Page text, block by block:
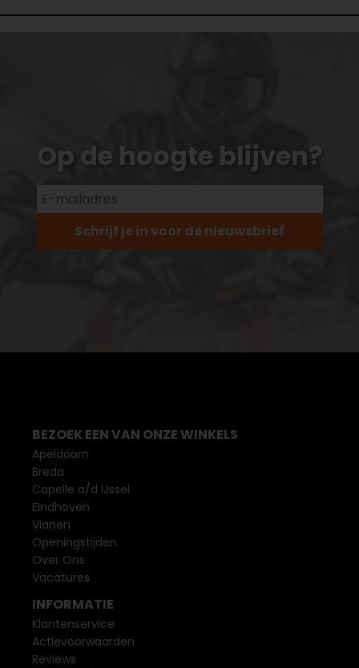
Op de hoogte blijven?
Schrijf je in voor de nieuwsbrief
BEZOEK EEN VAN ONZE WINKELS
Apeldoorn
Breda
Capelle a/d IJssel
Eindhoven
Vianen
Openingstijden
Over Ons
Vacatures
INFORMATIE
Klantenservice
Actievoorwaarden
Reviews